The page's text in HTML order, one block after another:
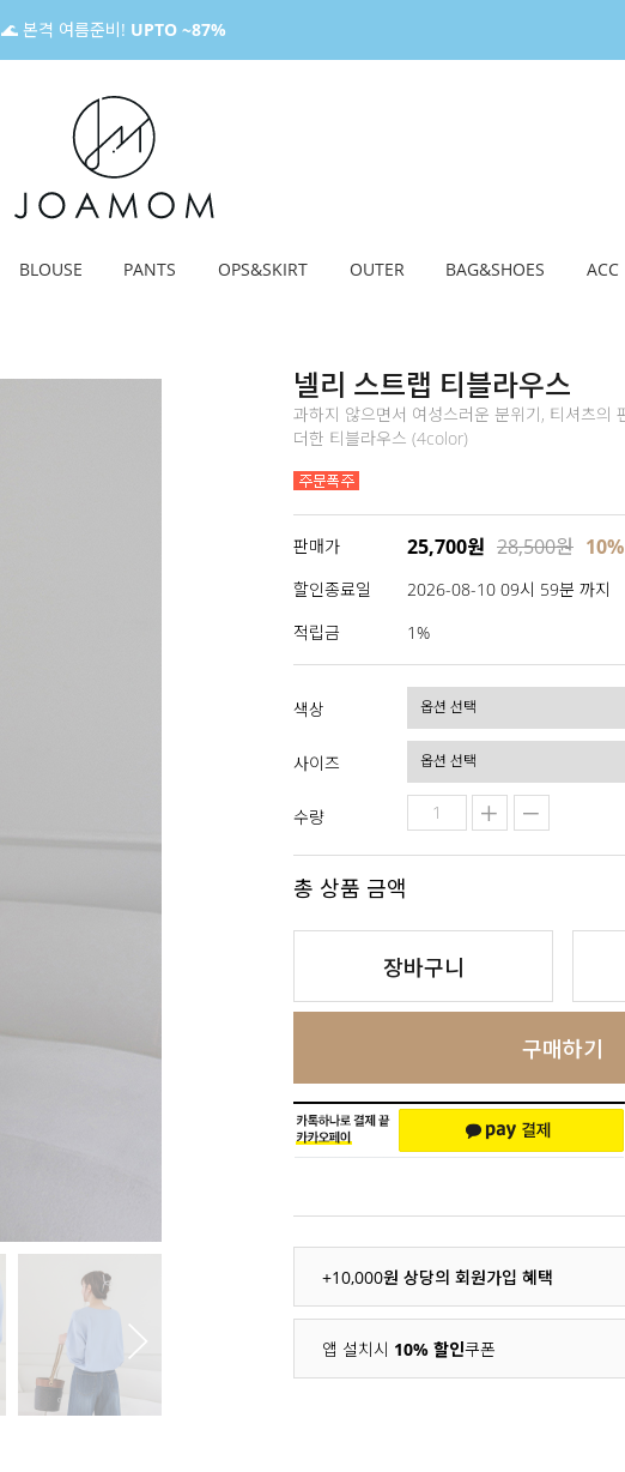
🌊 본격 여름준비! UPTO ~87%
BLOUSE PANTS OPS&SKIRT OUTER BAG&SHOES ACC
넬리 스트랩 티블라우스
과하지 않으면서 여성스러운 분위기, 티셔츠의
더한 티블라우스 (4color)
판매가 25,700원 28,500원
할인종료일
2026-08-10 09시 59분 까지
적립금
1%
색상
사이즈
수량
총 상품 금액
장바구니
구매하기
+10,000원 상당의 회원가입 혜택
앱 설치시 10% 할인쿠폰